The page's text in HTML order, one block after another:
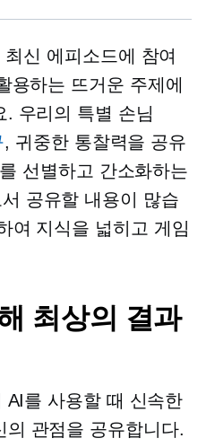
신 에피소드에 참여
용하는 뜨거운 주제에
. 우리의 특별 손님
, 귀중한 통찰력을 공유
선별하고 간소화하는
공유할 내용이 많습
여 지식을 넓히고 게임
최상의 결과
AI를 사용할 때 신속한
의 관점을 공유합니다.